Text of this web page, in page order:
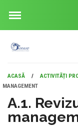
ACASĂ / ACTIVITĂȚI
MANAGEMENT
A.1.